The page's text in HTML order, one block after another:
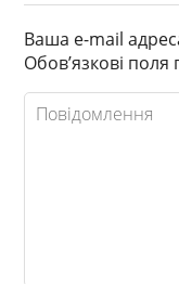
Ваша e-mail
Обов’язкові